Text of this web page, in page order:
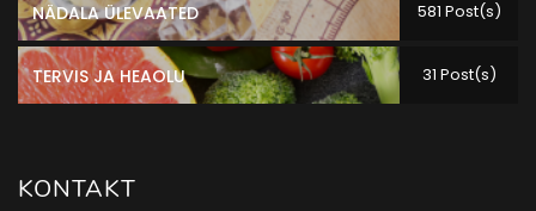
NÄDALA ÜLEVAATED 581 Post(s)
TERVIS JA HEAOLU 31 Post(s)
KONTAKT